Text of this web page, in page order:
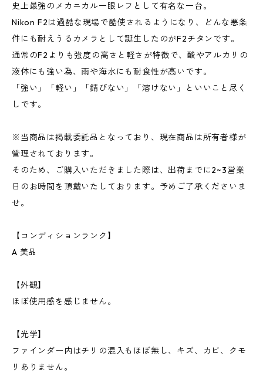
史上最強のメカニカル一眼レフとして有名な一台。
Nikon F2は過酷な現場で酷使されるようになり、どんな悪条
件にも耐えうるカメラとして誕生したのがF2チタンです。
通常のF2よりも強度の高さと軽さが特徴で、酸やアルカリの
液体にも強い為、雨や海水にも耐食性が高いです。
「強い」「軽い」「錆びない」「溶けない」といいこと尽く
しです。
※当商品は掲載委託品となっており、現在商品は所有者様が
管理されております。
そのため、ご購入いただきました際は、出荷までに2~3営業
日のお時間を頂戴いたしております。予めご了承くださいま
せ。
【コンディションランク】
A 美品
【外観】
ほぼ使用感を感じません。
【光学】
ファインダー内はチリの混入もほぼ無し、キズ、カビ、クモ
リありません。